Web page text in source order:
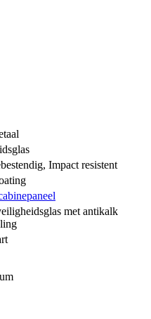
, Impact resistent
met antikalk